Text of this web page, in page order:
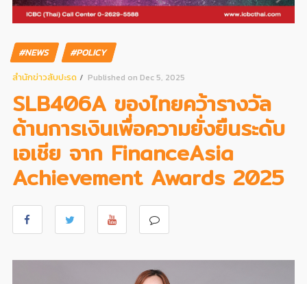
#NEWS
#POLICY
สํานักข่าวสับปะรด
Published on Dec 5, 2025
SLB406A ของไทยคว้ารางวัล
ด้านการเงินเพื่อความยั่งยืนระดับ
เอเชีย จาก FinanceAsia
Achievement Awards 2025